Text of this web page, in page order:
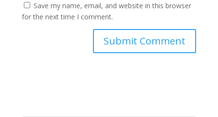
Save my name, email, and website in this browser
for the next time I comment.